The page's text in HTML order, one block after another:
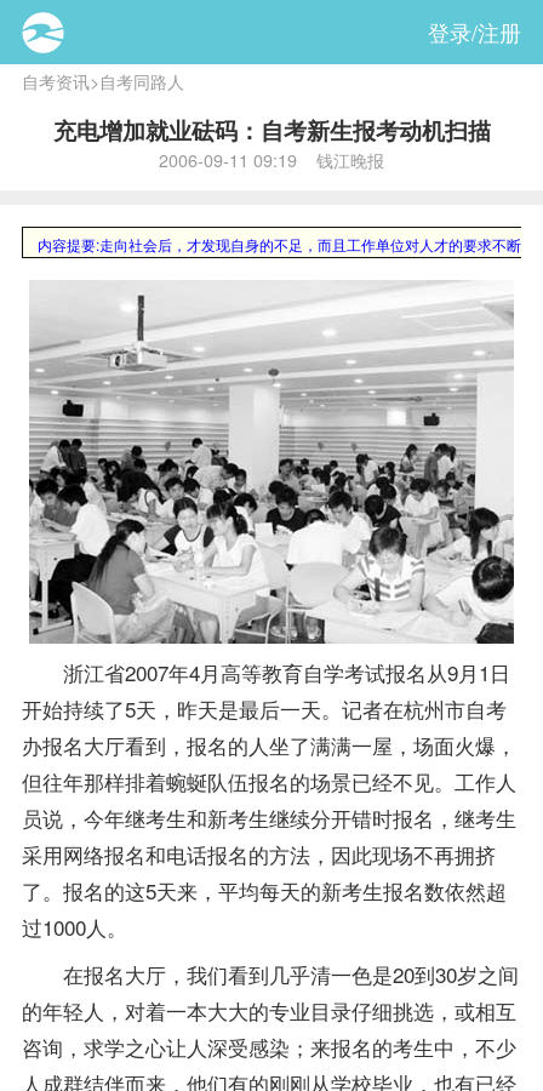
登录/注册
自考资讯>自考同路人
充电增加就业砝码：自考新生报考动机扫描
2006-09-11 09:19 钱江晚报
内容提要:走向社会后，才发现自身的不足，而且工作单位对人才的要求不断提
浙江省2007年4月高等教育自学考试报名从9月1日
开始持续了5天，昨天是最后一天。记者在杭州市自考
办报名大厅看到，报名的人坐了满满一屋，场面火爆，
但往年那样排着蜿蜒队伍报名的场景已经不见。工作人
员说，今年继考生和新考生继续分开错时报名，继考生
采用网络报名和电话报名的方法，因此现场不再拥挤
了。报名的这5天来，平均每天的新考生报名数依然超
过1000人。
在报名大厅，我们看到几乎清一色是20到30岁之间
的年轻人，对着一本大大的专业目录仔细挑选，或相互
咨询，求学之心让人深受感染；来报名的考生中，不少
人成群结伴而来，他们有的刚刚从学校毕业，也有已经